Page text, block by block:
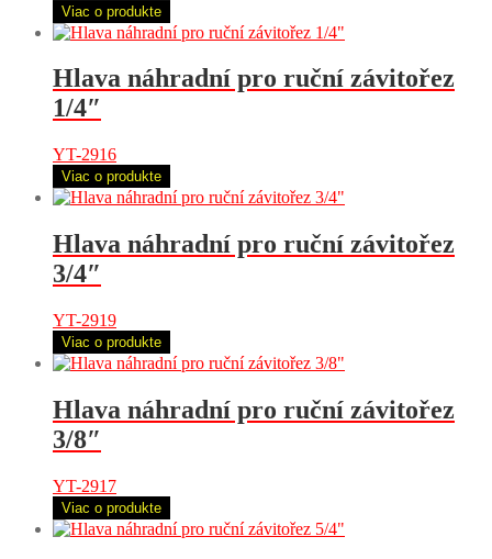
Viac o produkte
Hlava náhradní pro ruční závitořez
1/4″
YT-2916
Viac o produkte
Hlava náhradní pro ruční závitořez
3/4″
YT-2919
Viac o produkte
Hlava náhradní pro ruční závitořez
3/8″
YT-2917
Viac o produkte